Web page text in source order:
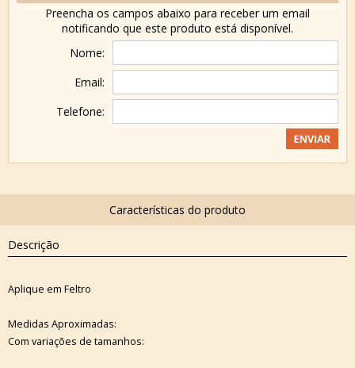
Preencha os campos abaixo para receber um email
notificando que este produto está disponível.
Nome:
Email:
Telefone:
Descrição
Aplique em Feltro
Medidas Aproximadas:
Com variações de tamanhos: